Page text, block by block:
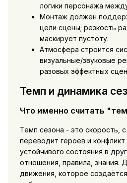
логики персонажа
Монтаж должен
цели сцены; резкость
маскирует пустоту.
Атмосфера строится
визуальные/звуковые
разовых эффектных
Темп и динамика
Что именно считать
Темп сезона - это скорость,
переводит героев и конфликт
устойчивого состояния в
отношения, правила, знания.
движения, которое